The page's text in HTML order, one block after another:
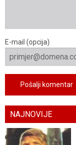
E-mail (opcija)
Pošalji komentar
NAJNOVIJE